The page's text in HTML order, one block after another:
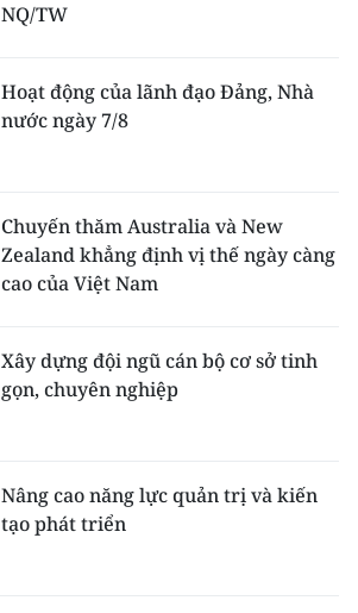
NQ/TW
Hoạt động của lãnh đạo Đảng, Nhà
nước ngày 7/8
Chuyến thăm Australia và New
Zealand khẳng định vị thế ngày càng
cao của Việt Nam
Xây dựng đội ngũ cán bộ cơ sở tinh
gọn, chuyên nghiệp
Nâng cao năng lực quản trị và kiến
tạo phát triển